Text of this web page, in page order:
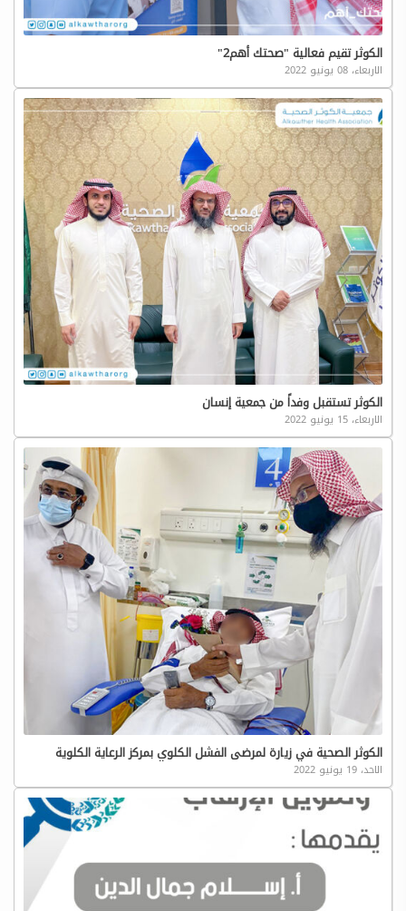
الكوثر تقيم فعالية "صحتك أهم2"
الاربعاء، 08 يونيو 2022
الكوثر تستقبل وفداً من جمعية إنسان
الاربعاء، 15 يونيو 2022
الكوثر الصحية في زيارة لمرضى الفشل الكلوي بمركز الرعاية الكلوية
الاحد، 19 يونيو 2022